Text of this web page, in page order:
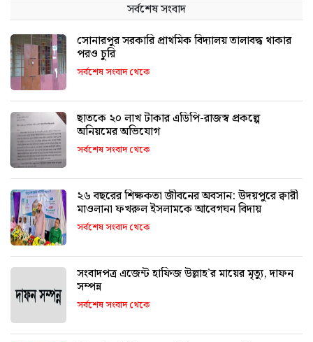
সর্বশেষ সংবাদ
সোনারপুর সরকারি প্রাথমিক বিদ্যালয় তালাবদ্ধ থাকার
পরও চুরি
সর্বশেষ সংবাদ থেকে
ছাতকে ২০ লাখ টাকার এডিপি-রাজস্ব প্রকল্পে
অনিয়মের অভিযোগ
সর্বশেষ সংবাদ থেকে
২৬ বছরের শিক্ষকতা জীবনের অবসান: উদয়পুরে ক্বারী
মাওলানা ফখরুল ইসলামকে আবেগঘন বিদায়
সর্বশেষ সংবাদ থেকে
সংবাদপত্র এজেন্ট হাফিজ উল্লাহ’র মায়ের মৃত্যু, দাফন
সম্পন্ন
সর্বশেষ সংবাদ থেকে